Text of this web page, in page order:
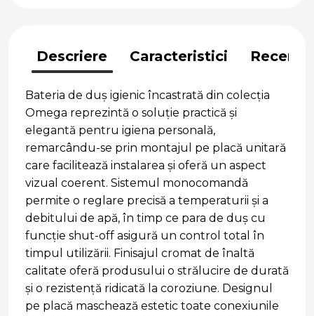
Descriere Caracteristici
Bateria de duș igienic încastrată din colecția
Omega reprezintă o soluție practică și
elegantă pentru igiena personală,
remarcându-se prin montajul pe placă unitară
care facilitează instalarea și oferă un aspect
vizual coerent. Sistemul monocomandă
permite o reglare precisă a temperaturii și a
debitului de apă, în timp ce para de duș cu
funcție shut-off asigură un control total în
timpul utilizării. Finisajul cromat de înaltă
calitate oferă produsului o strălucire de durată
și o rezistență ridicată la coroziune. Designul
pe placă maschează estetic toate conexiunile